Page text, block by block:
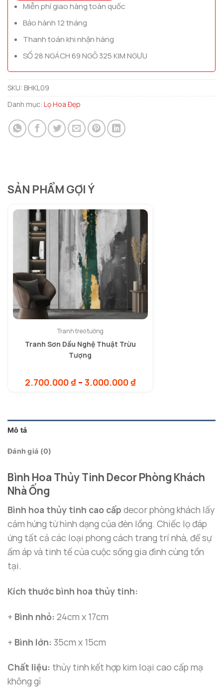
Miễn phí giao hàng toàn quốc
Bảo hành 12 tháng
Thanh toán khi nhận hàng
SỐ 28 NGÁCH 69 NGÕ 325 KIM NGƯU
SKU: BHKL09
Danh mục: Lọ Hoa Đẹp
SẢN PHẨM GỢI Ý
Tranh treo tường
Tranh Sơn Dầu Nghệ Thuật Trừu
Tượng
2.700.000₫ – 3.000.000₫Khoảng
3.000.000 ₫
Mô tả
Đánh giá (0)
Bình Hoa Thủy Tinh Decor Phòng Khách
Nhà Ống
Bình hoa thủy tinh cao cấp decor phòng khách lấy
cảm hứng từ hình dạng của đèn lồng. Chiếc lọ đáp
ứng tất cả các loại phong cách trang trí nhà, để sự
ấm áp và tinh tế của cuộc sống gia đình cùng tồn
tại.
Kích thước bình hoa thủy tinh:
+ Bình nhỏ: 24cm x 17cm
+ Bình lớn: 35cm x 15cm
Chất liệu: thủy tinh kết hợp kim loại cao cấp mạ
không gỉ